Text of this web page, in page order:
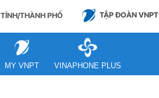
TỈNH/THÀNH PHỐ TẬP ĐOÀN VNPT
MY VNPT VINAPHONE PLUS